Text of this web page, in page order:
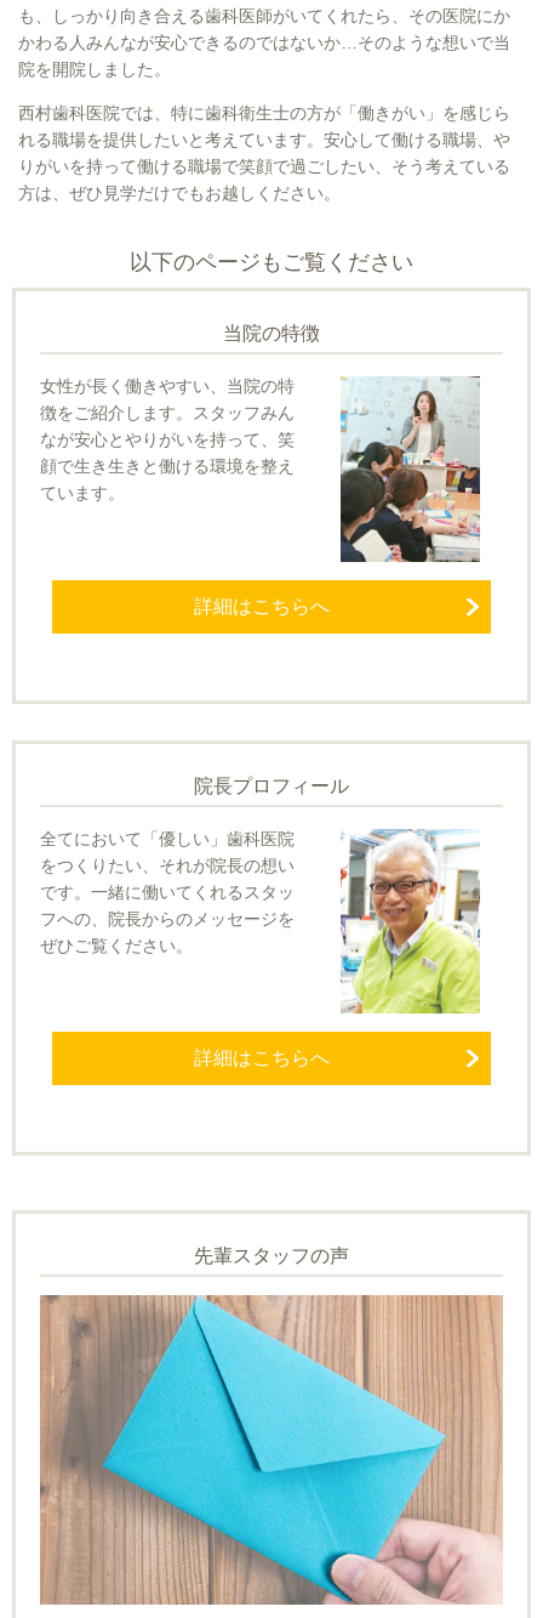
も、しっかり向き合える歯科医師がいてくれたら、その医院にか
かわる人みんなが安心できるのではないか…そのような想いで当
院を開院しました。
西村歯科医院では、特に歯科衛生士の方が「働きがい」を感じら
れる職場を提供したいと考えています。安心して働ける職場、や
りがいを持って働ける職場で笑顔で過ごしたい、そう考えている
方は、ぜひ見学だけでもお越しください。
以下のページもご覧ください
当院の特徴
女性が長く働きやすい、当院の特
徴をご紹介します。スタッフみん
なが安心とやりがいを持って、笑
顔で生き生きと働ける環境を整え
ています。
詳細はこちらへ
院長プロフィール
全てにおいて「優しい」歯科医院
をつくりたい、それが院長の想い
です。一緒に働いてくれるスタッ
フへの、院長からのメッセージを
ぜひご覧ください。
詳細はこちらへ
先輩スタッフの声